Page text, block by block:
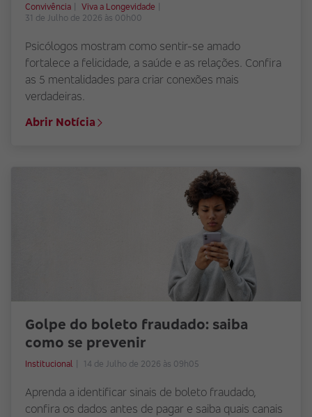
Convivência
Viva a Longevidade
31 de Julho de 2026 às 00h00
Psicólogos mostram como sentir-se amado
fortalece a felicidade, a saúde e as relações. Confira
as 5 mentalidades para criar conexões mais
verdadeiras.
Abrir Notícia
Golpe do boleto fraudado: saiba
como se prevenir
Institucional 14 de Julho de 2026 às 09h05
Aprenda a identificar sinais de boleto fraudado,
confira os dados antes de pagar e saiba quais canais